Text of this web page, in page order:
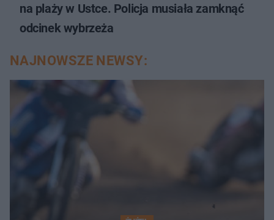
na plaży w Ustce. Policja musiała zamknąć
odcinek wybrzeża
NAJNOWSZE NEWSY: